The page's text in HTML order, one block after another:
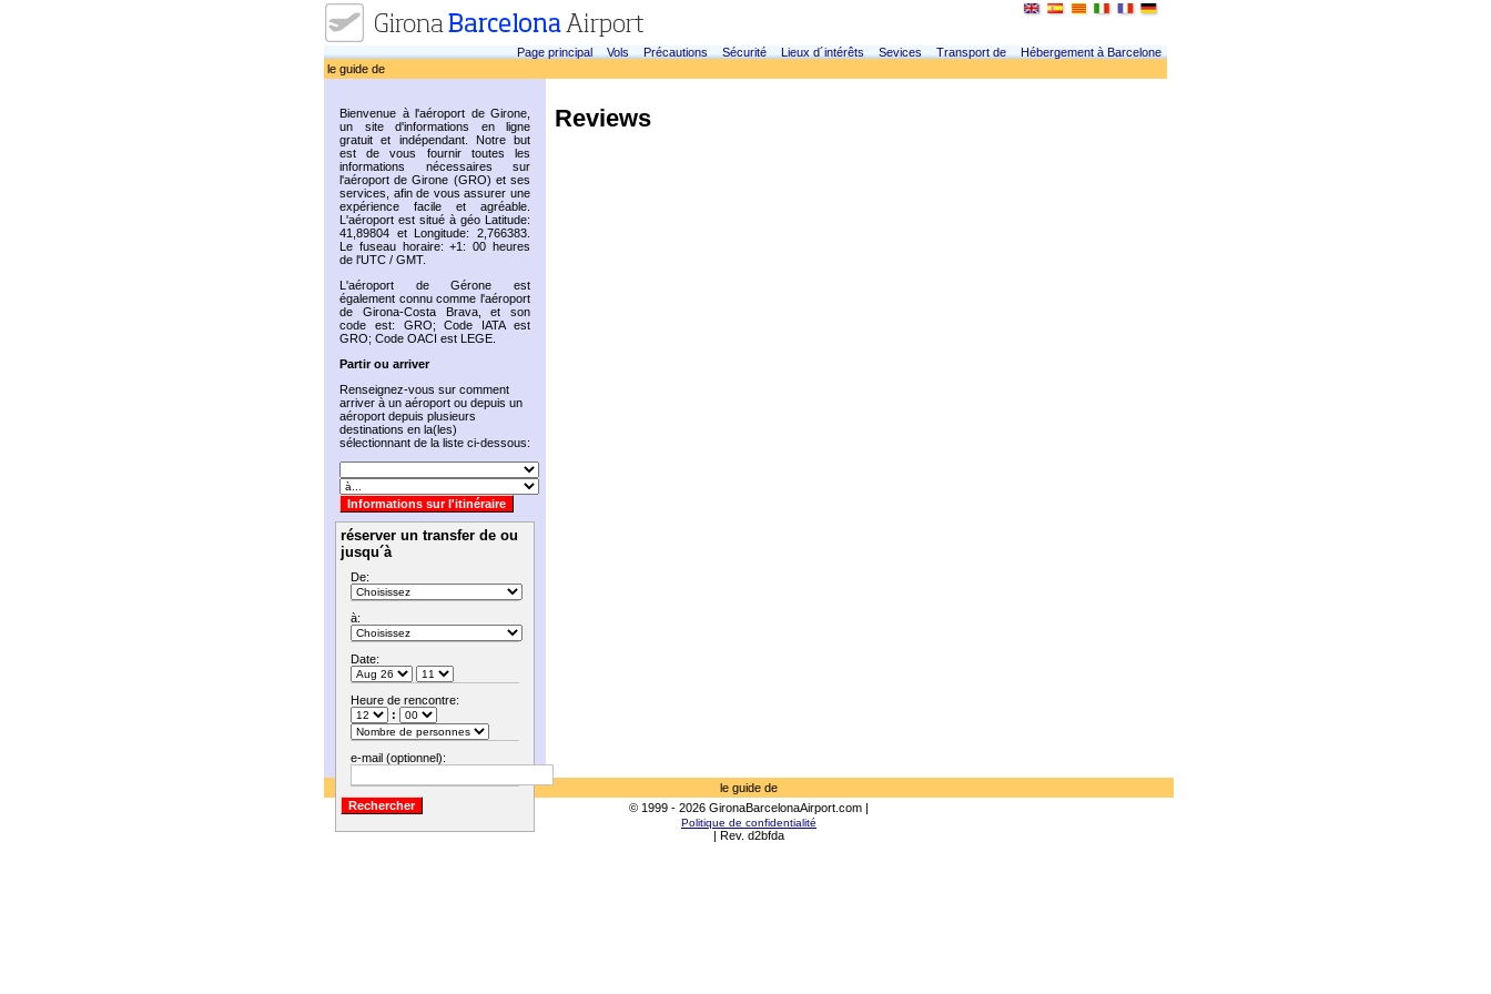
Page principal Vols Précautions Sécurité Lieux d´intérêts Sevices Transport de
Hébergement à Barcelone
le guide de
Bienvenue à l'aéroport de Girone,
un site d'informations en ligne
gratuit et indépendant. Notre but
est de vous fournir toutes les
informations nécessaires sur
l'aéroport de Girone (GRO) et ses
services, afin de vous assurer une
expérience facile et agréable.
L'aéroport est situé à géo Latitude:
41,89804 et Longitude: 2,766383.
Le fuseau horaire: +1: 00 heures
de l'UTC / GMT.
L'aéroport de Gérone est
également connu comme l'aéroport
de Girona-Costa Brava, et son
code est: GRO; Code IATA est
GRO; Code OACI est LEGE.
Partir ou arriver
Renseignez-vous sur comment
arriver à un aéroport ou depuis un
aéroport depuis plusieurs
destinations en la(les)
sélectionnant de la liste ci-dessous:
réserver un transfer de ou
jusqu´à
De:
à:
Date:
Heure de rencontre:
:
e-mail (optionnel):
Reviews
le guide de
© 1999 - 2026 GironaBarcelonaAirport.com |
Politique de confidentialité
| Rev. d2bfda